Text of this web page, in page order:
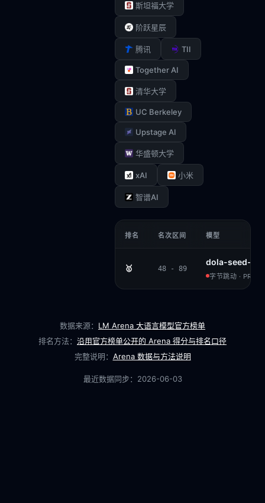
斯坦福大学
阶跃星辰
腾讯 TII
Together AI
清华大学
UC Berkeley
Upstage AI
华盛顿大学
xAI 小米
智谱AI
排名 名次区间 模型
🥇 48 - 89
dola-seed-
字节跳动 ·
数据来源： LM Arena 大语言模型官方榜单
排名方法： 沿用官方榜单公开的 Arena 得分与排名口径
完整说明： Arena 数据与方法说明
最近数据同步： 2026-06-03